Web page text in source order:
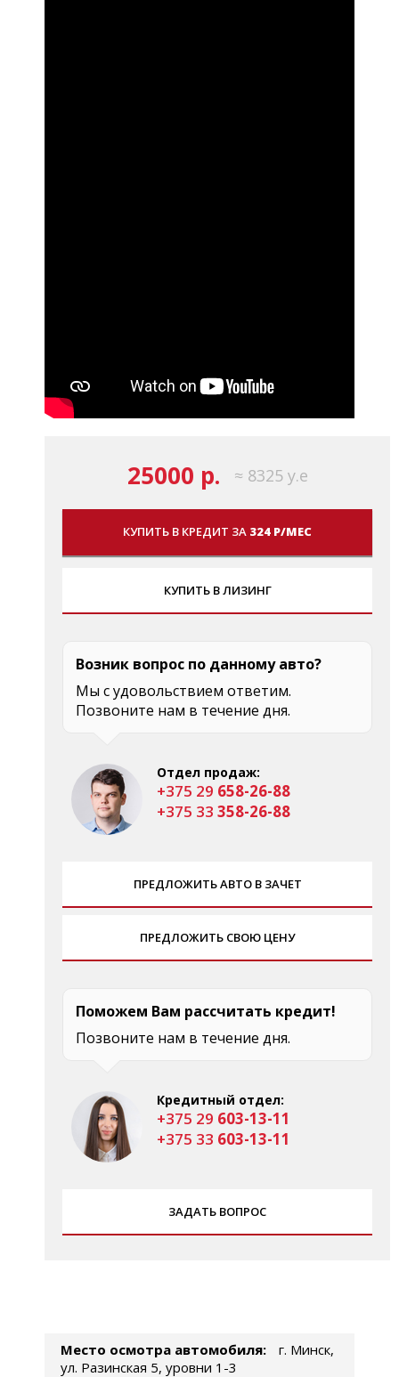
25000 р. ≈ 8325 у.е
КУПИТЬ В КРЕДИТ ЗА 324 Р/МЕС
КУПИТЬ В ЛИЗИНГ
Возник вопрос по данному авто?
Мы с удовольствием ответим.
Позвоните нам в течение дня.
Отдел продаж:
+375 29 658-26-88
+375 33 358-26-88
ПРЕДЛОЖИТЬ АВТО В ЗАЧЕТ
ПРЕДЛОЖИТЬ СВОЮ ЦЕНУ
Поможем Вам рассчитать кредит!
Позвоните нам в течение дня.
Кредитный отдел:
+375 29 603-13-11
+375 33 603-13-11
ЗАДАТЬ ВОПРОС
Место осмотра автомобиля:
г. Минск,
ул. Разинская 5, уровни 1-3